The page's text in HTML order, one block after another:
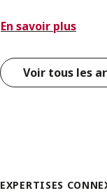
En savoir plus
Voir tous les
EXPERTISES